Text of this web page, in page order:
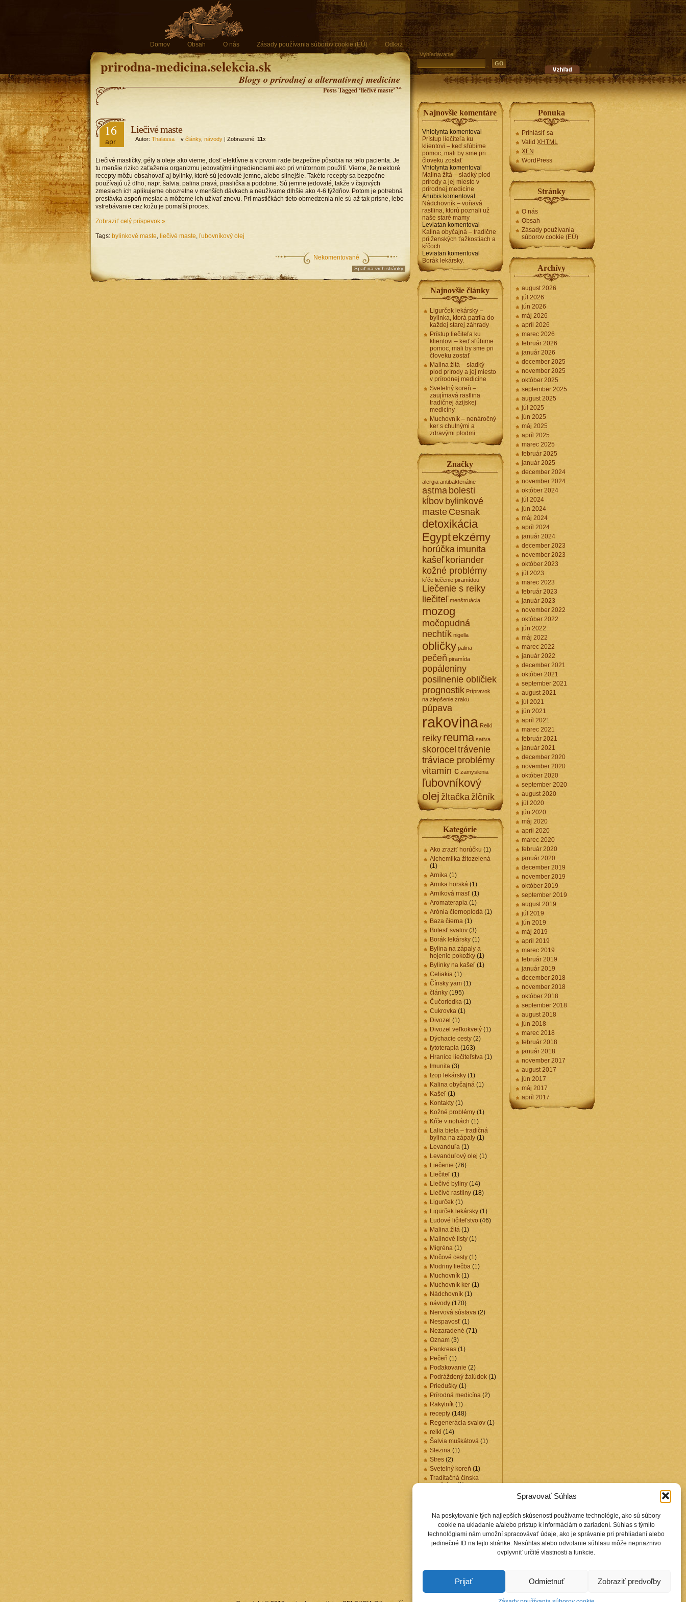
Spravovať Súhlas
Na poskytovanie tých najlepších skúseností používame technológie, ako sú súbory
cookie na ukladanie a/alebo prístup k informáciám o zariadení. Súhlas s týmito
technológiami nám umožní spracovávať údaje, ako je správanie pri prehliadaní alebo
jedinečné ID na tejto stránke. Nesúhlas alebo odvolanie súhlasu môže nepriaznivo
ovplyvniť určité vlastnosti a funkcie.
Prijať Odmietnuť Zobraziť predvoľby
Domov Obsah O nás Zásady používania súborov cookie (EÚ) Odkaz
prirodna-medicina.selekcia.sk
Blogy o prírodnej a alternatívnej medicíne
Vyhľadávanie
Posts Tagged ‘liečivé maste’
16
apr
Liečivé maste
Autor: Thalassa v články, návody | Zobrazené: 11x
Liečivé mastičky, gély a oleje ako vieme, dosť efektívne a v prvom rade bezpečne pôsobia na telo pacienta. Je
tu menšie riziko zaťaženia organizmu jedovatými ingredienciami ako pri vnútornom použití. Vieme, že niektoré
recepty môžu obsahovať aj bylinky, ktoré sú jedovaté jemne, alebo silnejšie. Takéto recepty sa bezpečne
používajú už dlho, napr. šalvia, palina pravá, praslička a podobne. Sú jemne jedovaté, takže v čajových
zmesiach ich aplikujeme obozretne v menších dávkach a neužívame dlhšie ako 4-6 týždňov. Potom je potrebná
prestávka aspoň mesiac a môžeme ich užívať znovu. Pri mastičkách tieto obmedzenia nie sú až tak prísne, lebo
vstrebávanie cez kožu je pomalší proces.
Zobraziť celý príspevok »
Tags: bylinkové maste, liečivé maste, ľubovníkový olej
Nekomentované
Spať na vrch stránky
Najnovšie komentáre
Vhiolynta komentoval
Prístup liečiteľa ku
klientovi – keď sľúbime
pomoc, mali by sme pri
človeku zostať
Vhiolynta komentoval
Malina žltá – sladký plod
prírody a jej miesto v
prírodnej medicíne
Anubis komentoval
Nádchovník – voňavá
rastlina, ktorú poznali už
naše staré mamy
Leviatan komentoval
Kalina obyčajná – tradične
pri ženských ťažkostiach a
kŕčoch
Leviatan komentoval
Borák lekársky.
Najnovšie články
Ligurček lekársky –
bylinka, ktorá patrila do
každej starej záhrady
Prístup liečiteľa ku
klientovi – keď sľúbime
pomoc, mali by sme pri
človeku zostať
Malina žltá – sladký
plod prírody a jej miesto
v prírodnej medicíne
Svetelný koreň –
zaujímavá rastlina
tradičnej ázijskej
medicíny
Muchovník – nenáročný
ker s chutnými a
zdravými plodmi
Značky
alergia antibakteriálne
astma bolesti
kĺbov bylinkové
maste Cesnak
detoxikácia
Egyptekzémy
horúčka imunita
kašeľ koriander
kožné problémy
kŕče liečenie piramídou
Liečenie s reiky
liečiteľ menštruácia
mozog
močopudná
nechtík nigella
obličky palina
pečeň piramída
popáleniny
posilnenie obličiek
prognostik Prípravok
na zlepšenie zraku
púpava
rakovina Reiki
reiky reuma sativa
skorocel trávenie
tráviace problémy
vitamín c zamyslenia
ľubovníkový
olej žltačkažlčník
Kategórie
Ako zraziť horúčku (1)
Alchemilka žltozelená
(1)
Arnika (1)
Arnika horská (1)
Arniková masť (1)
Aromaterapia (1)
Arónia čiernoplodá (1)
Baza čierna (1)
Bolesť svalov (3)
Borák lekársky (1)
Bylina na zápaly a
hojenie pokožky (1)
Bylinky na kašeľ (1)
Celiakia (1)
Čínsky yam (1)
články (195)
Čučoriedka (1)
Cukrovka (1)
Divozel (1)
Divozel veľkokvetý (1)
Dýchacie cesty (2)
fytoterapia (163)
Hranice liečiteľstva (1)
Imunita (3)
Izop lekársky (1)
Kalina obyčajná (1)
Kašeľ (1)
Kontakty (1)
Kožné problémy (1)
Kŕče v nohách (1)
Ľalia biela – tradičná
bylina na zápaly (1)
Levanduľa (1)
Levanduľový olej (1)
Liečenie (76)
Liečiteľ (1)
Liečivé byliny (14)
Liečivé rastliny (18)
Ligurček (1)
Ligurček lekársky (1)
Ľudové ličiteľstvo (46)
Malina žltá (1)
Malinové listy (1)
Migréna (1)
Močové cesty (1)
Modriny liečba (1)
Muchovník (1)
Muchovník ker (1)
Nádchovník (1)
návody (170)
Nervová sústava (2)
Nespavosť (1)
Nezaradené (71)
Oznam (3)
Pankreas (1)
Pečeň (1)
Poďakovanie (2)
Podráždený žalúdok (1)
Priedušky (1)
Prírodná medicína (2)
Rakytník (1)
recepty (148)
Regenerácia svalov (1)
reiki (14)
Šalvia muškátová (1)
Slezina (1)
Stres (2)
Svetelný koreň (1)
Traditačná čínska
medicína(1)
Účinky Muchovníka(1)
Vzácne kamene(15)
Žalúdok(2)
Zápal priedušiek (6)
Žlté maliny (1)
Ponuka
Prihlásiť sa
Valid XHTML
XFN
WordPress
Stránky
O nás
Obsah
Zásady používania
súborov cookie (EÚ)
Archívy
august 2026
júl 2026
jún 2026
máj 2026
apríl 2026
marec 2026
február 2026
január 2026
december 2025
november 2025
október 2025
september 2025
august 2025
júl 2025
jún 2025
máj 2025
apríl 2025
marec 2025
február 2025
január 2025
december 2024
november 2024
október 2024
júl 2024
jún 2024
máj 2024
apríl 2024
január 2024
december 2023
november 2023
október 2023
júl 2023
marec 2023
február 2023
január 2023
november 2022
október 2022
jún 2022
máj 2022
marec 2022
január 2022
december 2021
október 2021
september 2021
august 2021
júl 2021
jún 2021
apríl 2021
marec 2021
február 2021
január 2021
december 2020
november 2020
október 2020
september 2020
august 2020
júl 2020
jún 2020
máj 2020
apríl 2020
marec 2020
február 2020
január 2020
december 2019
november 2019
október 2019
september 2019
august 2019
júl 2019
jún 2019
máj 2019
apríl 2019
marec 2019
február 2019
január 2019
december 2018
november 2018
október 2018
september 2018
august 2018
jún 2018
marec 2018
február 2018
január 2018
november 2017
august 2017
jún 2017
máj 2017
apríl 2017